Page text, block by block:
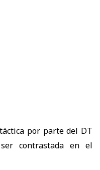
por parte del DT
contrastada en el